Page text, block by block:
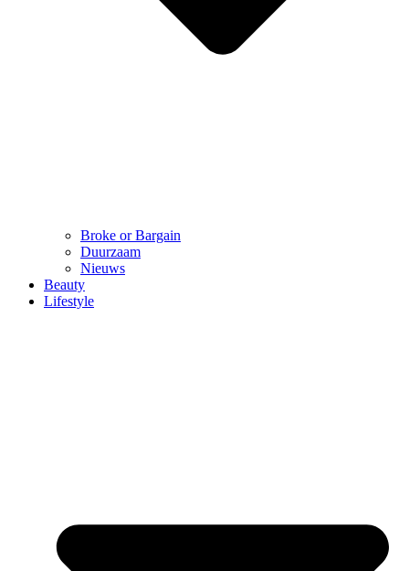
Broke or Bargain
Duurzaam
Nieuws
Beauty
Lifestyle